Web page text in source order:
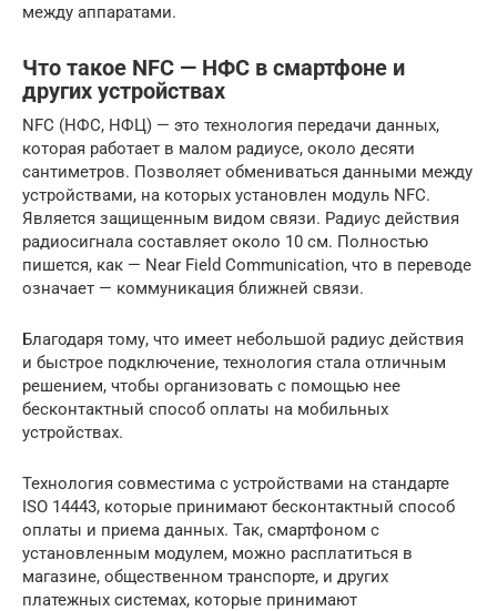
между аппаратами.
Что такое NFC — НФС в смартфоне и
других устройствах
NFC (НФС, НФЦ) — это технология передачи данных,
которая работает в малом радиусе, около десяти
сантиметров. Позволяет обмениваться данными между
устройствами, на которых установлен модуль NFC.
Является защищенным видом связи. Радиус действия
радиосигнала составляет около 10 см. Полностью
пишется, как — Near Field Communication, что в переводе
означает — коммуникация ближней связи.
Благодаря тому, что имеет небольшой радиус действия
и быстрое подключение, технология стала отличным
решением, чтобы организовать с помощью нее
бесконтактный способ оплаты на мобильных
устройствах.
Технология совместима с устройствами на стандарте
ISO 14443, которые принимают бесконтактный способ
оплаты и приема данных. Так, смартфоном с
установленным модулем, можно расплатиться в
магазине, общественном транспорте, и других
платежных системах, которые принимают